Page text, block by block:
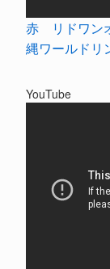
赤 リドワン
縄ワールドリ
YouTube